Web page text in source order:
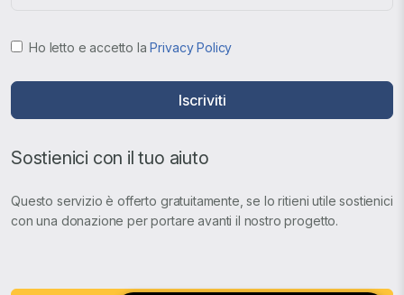
Ho letto e accetto laPrivacy Policy
Iscriviti
Sostienici con il tuo aiuto
Questo servizio è offerto gratuitamente, se lo ritieni utile sostienici
con una donazione per portare avanti il nostro progetto.